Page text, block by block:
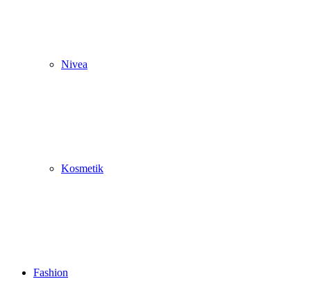
Nivea
Kosmetik
Fashion